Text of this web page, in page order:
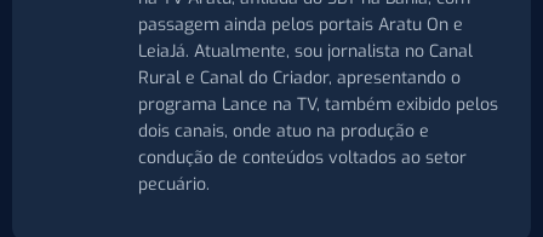
passagem ainda pelos portais Aratu On e
LeiaJá. Atualmente, sou jornalista no Canal
Rural e Canal do Criador, apresentando o
programa Lance na TV, também exibido pelos
dois canais, onde atuo na produção e
condução de conteúdos voltados ao setor
pecuário.